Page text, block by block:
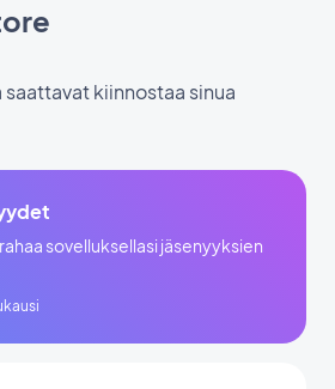
kiinnostaa sinua
sovelluksellasi jäsenyyksien